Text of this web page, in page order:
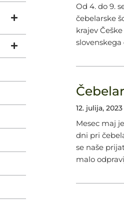
Od 4. do 9.
čebelarske
krajev
12. julija, 2023
Mesec maj
dni pri
se naše
malo